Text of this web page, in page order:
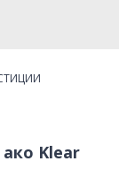
Klear